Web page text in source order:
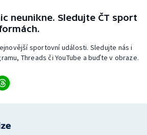
neunikne. Sledujte ČT sport
sportovní události. Sledujte nás i
Threads či YouTube a buďte v obraze.